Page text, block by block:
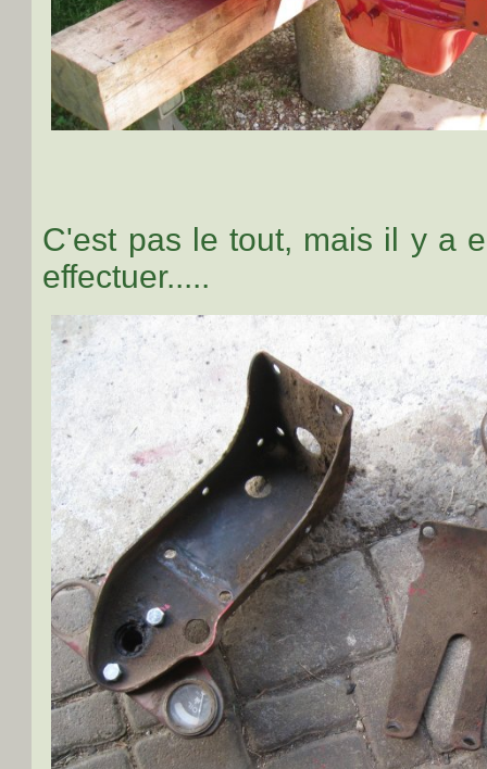
C'est pas le tout, mais il y a
effectuer.....